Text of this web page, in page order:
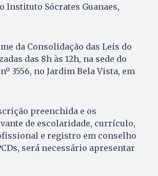
Instituto Sócrates Guanaes,
da Consolidação das Leis do
das 8h às 12h, na sede do
3556, no Jardim Bela Vista, em
preenchida e os
de escolaridade, currículo,
e registro em conselho
será necessário apresentar